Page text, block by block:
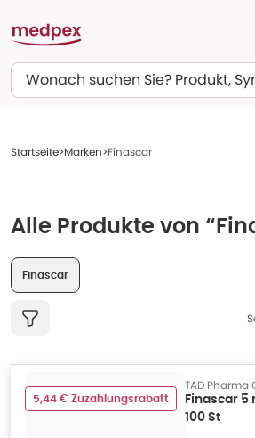
Suchen
Startseite Marken Finascar
Alle Produkte von
Finascar
5,44 € Zuzahlungsrabatt
TAD Pharma
Finascar
100 St